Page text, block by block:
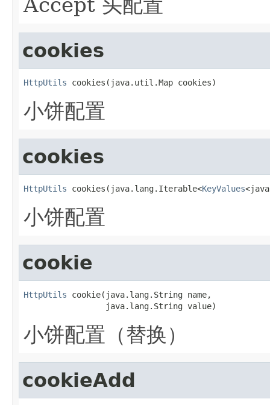
cookies
HttpUtils cookies(java.util.Map cookies)
小饼配置
cookies
HttpUtils cookies(java.lang.Iterable<KeyValues
小饼配置
cookie
HttpUtils cookie(java.lang.String name,
                 java.lang.String value)
小饼配置（替换）
cookieAdd